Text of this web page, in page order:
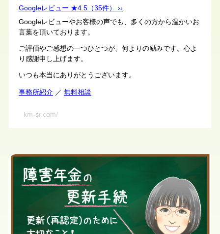
Googleレビュー ★4.5（35件） ››
Googleレビューやお客様の声でも、多くの方から温かいお
言葉を頂いております。
ご評価やご感想の一つひとつが、何よりの励みです。心よ
り感謝申し上げます。
いつも本当にありがとうございます。
事務所紹介／ 無料相談
km-sr.com/